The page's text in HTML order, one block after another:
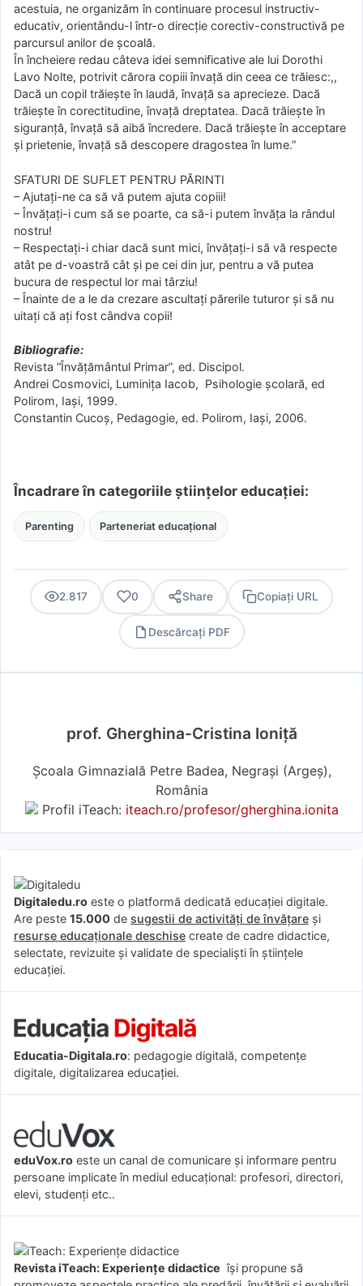
acestuia, ne organizăm în continuare procesul instructiv-
educativ, orientându-l într-o direcție corectiv-constructivă pe
parcursul anilor de școală.
În încheiere redau câteva idei semnificative ale lui Dorothi
Lavo Nolte, potrivit cărora copiii învață din ceea ce trăiesc:,,
Dacă un copil trăiește în laudă, învață sa aprecieze. Dacă
trăiește în corectitudine, învață dreptatea. Dacă trăiește în
siguranță, învață să aibă încredere. Dacă trăiește în acceptare
și prietenie, învață să descopere dragostea în lume.”
SFATURI DE SUFLET PENTRU PĂRINTI
– Ajutați-ne ca să vă putem ajuta copiii!
– Învățați-i cum să se poarte, ca să-i putem învăța la rândul
nostru!
– Respectați-i chiar dacă sunt mici, învățați-i să vă respecte
atât pe d-voastră cât și pe cei din jur, pentru a vă putea
bucura de respectul lor mai târziu!
– Înainte de a le da crezare ascultați părerile tuturor și să nu
uitați că ați fost cândva copii!
Bibliografie:
Revista “Învățământul Primar”, ed. Discipol.
Andrei Cosmovici, Luminița Iacob, Psihologie școlară, ed
Polirom, Iași, 1999.
Constantin Cucoș, Pedagogie, ed. Polirom, Iași, 2006.
Încadrare în categoriile științelor educației:
Parenting Parteneriat educațional
2.817 0 Share Copiați URL
Descărcați PDF
prof. Gherghina-Cristina Ioniță
Școala Gimnazială Petre Badea, Negrași (Argeş),
România
Profil iTeach: iteach.ro/profesor/gherghina.ionita
Digitaledu.ro este o platformă dedicată educației digitale.
Are peste 15.000 de sugestii de activități de învățare și
resurse educaționale deschise create de cadre didactice,
selectate, revizuite și validate de specialiști în științele
educației.
Educatia-Digitala.ro: pedagogie digitală, competențe
digitale, digitalizarea educației.
eduVox.ro este un canal de comunicare și informare pentru
persoane implicate în mediul educațional: profesori, directori,
elevi, studenți etc..
Revista iTeach: Experienţe didactice îşi propune să